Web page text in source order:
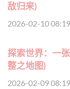
敌归来)
2026-02-10
探索世界：一
整之地图)
2026-02-09